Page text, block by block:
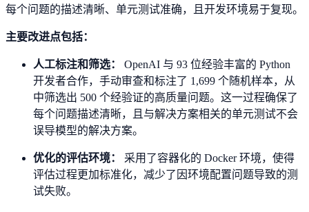
每个问题的描述清晰、单元测试准确，且开发环境易于复现。
主要改进点包括：
人工标注和筛选：
OpenAI 与 93 位经验丰富的 Python
开发者合作，手动审查和标注了 1,699 个随机样本，从
中筛选出 500 个经验证的高质量问题。这一过程确保了
每个问题描述清晰，且与解决方案相关的单元测试不会
误导模型的解决方案。
优化的评估环境：
采用了容器化的 Docker 环境，使得
评估过程更加标准化，减少了因环境配置问题导致的测
试失败。